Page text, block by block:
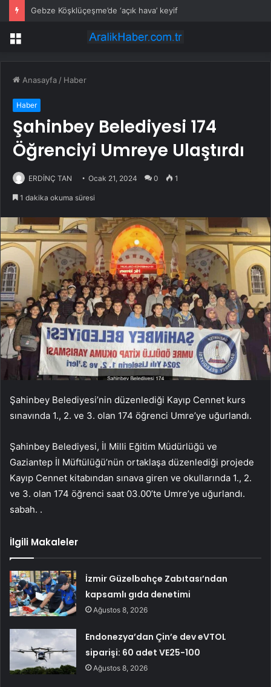
Gebze Köşklüçeşme’de ‘açık hava’ keyif
Menü
Anasayfa / Haber
Haber
Şahinbey Belediyesi 174
Öğrenciyi Umreye Ulaştırdı
ERDİNÇ TAN Ocak 21, 2024 0 1
1 dakika okuma süresi
Şahinbey Belediyesi’nin düzenlediği Kayıp Cennet kurs
sınavında 1., 2. ve 3. olan 174 öğrenci Umre’ye uğurlandı.
Şahinbey Belediyesi, İl Milli Eğitim Müdürlüğü ve
Gaziantep İl Müftülüğü’nün ortaklaşa düzenlediği projede
Kayıp Cennet kitabından sınava giren ve okullarında 1., 2.
ve 3. olan 174 öğrenci saat 03.00’te Umre’ye uğurlandı.
sabah. .
İlgili Makaleler
İzmir Güzelbahçe Zabıtası’ndan
kapsamlı gıda denetimi
Ağustos 8, 2026
Endonezya’dan Çin’e dev eVTOL
siparişi: 60 adet VE25-100
Ağustos 8, 2026